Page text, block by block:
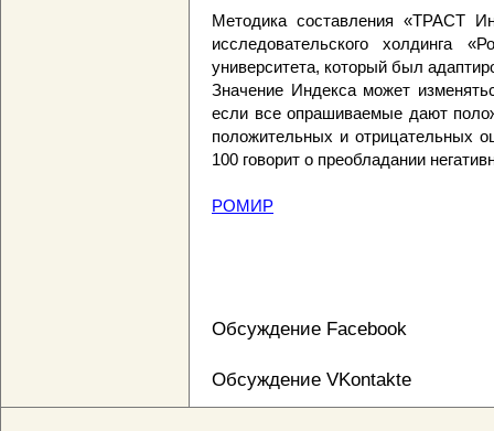
Методика составления «ТРАСТ
исследовательского холдинга
университета, который был
Значение Индекса может
если все опрашиваемые дают
положительных и отрицательных
100 говорит о преобладании
РОМИР
Обсуждение Facebook
Обсуждение VKontakte